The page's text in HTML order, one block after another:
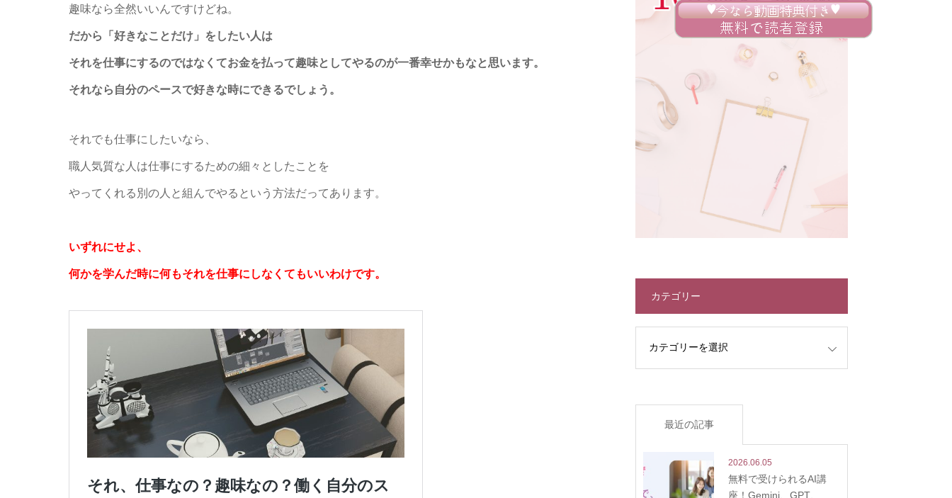
趣味なら全然いいんですけどね。
だから「好きなことだけ」をしたい人は
それを仕事にするのではなくてお金を払って趣味としてやるのが一番幸せかもなと思います。
それなら自分のペースで好きな時にできるでしょう。
それでも仕事にしたいなら、
職人気質な人は仕事にするための細々としたことを
やってくれる別の人と組んでやるという方法だってあります。
いずれにせよ、
何かを学んだ時に何もそれを仕事にしなくてもいいわけです。
カテゴリー
最近の記事
2026.06.05
無料で受けられるAI講
座！Gemini、GPT、